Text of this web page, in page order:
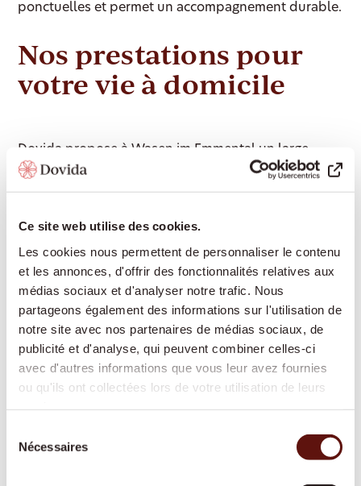
Ce site web utilise des cookies.
Les cookies nous permettent de personnaliser le contenu
et les annonces, d'offrir des fonctionnalités relatives aux
médias sociaux et d'analyser notre trafic. Nous
partageons également des informations sur l'utilisation de
notre site avec nos partenaires de médias sociaux, de
publicité et d'analyse, qui peuvent combiner celles-ci
avec d'autres informations que vous leur avez fournies
ou qu'ils ont collectées lors de votre utilisation de leurs
Nécessaires
ponctuelles et permet un accompagnement durable.
Nos prestations pour
votre vie à domicile
Dovida propose à Wasen im Emmental un large
éventail de services d'accompagnement et de soins
afin que vous puissiez vivre le plus longtemps
Présence et compagnie: conversations partagées,
lecture, jeux, échange de souvenirs – pour
favoriser la participation sociale et lutter contre
l'isolement
Aide à domicile pour les tâches ménagères:
soutien pour l'entretien du foyer, la lessive, les
médicaux, courses, promenades, événements